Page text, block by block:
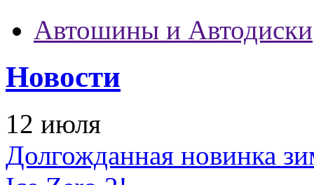
Автошины и Автодиски
Новости
12 июля
Долгожданная новинка